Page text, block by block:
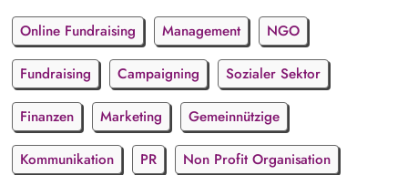
Online Fundraising Management NGO
Fundraising Campaigning Sozialer Sektor
Finanzen Marketing Gemeinnützige
Kommunikation PR Non Profit Organisation